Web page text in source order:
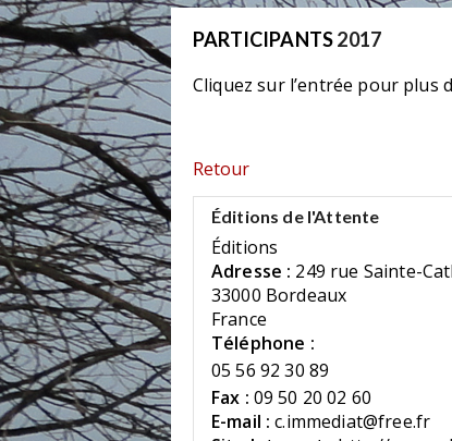
PARTICIPANTS2017
Cliquez sur l’entrée pour plus
Retour
Éditions de l'Attente
Éditions
Adresse : 249 rue Sainte-
33000 Bordeaux
France
Téléphone :
05 56 92 30 89
Fax : 09 50 20 02 60
E-mail : c.immediat@free.fr